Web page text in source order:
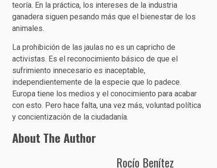
teoría. En la práctica, los intereses de la industria
ganadera siguen pesando más que el bienestar de los
animales.
La prohibición de las jaulas no es un capricho de
activistas. Es el reconocimiento básico de que el
sufrimiento innecesario es inaceptable,
independientemente de la especie que lo padece.
Europa tiene los medios y el conocimiento para acabar
con esto. Pero hace falta, una vez más, voluntad política
y concientización de la ciudadanía.
About The Author
Rocío Benítez